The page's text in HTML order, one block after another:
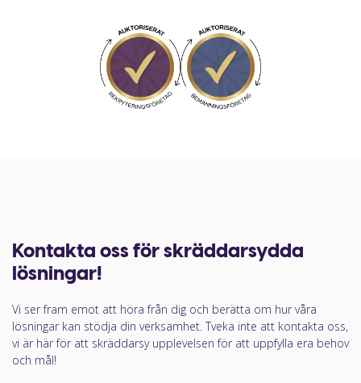
Kontakta oss för skräddarsydda
lösningar!
Vi ser fram emot att höra från dig och berätta om hur våra
lösningar kan stödja din verksamhet. Tveka inte att kontakta oss,
vi är här för att skräddarsy upplevelsen för att uppfylla era behov
och mål!